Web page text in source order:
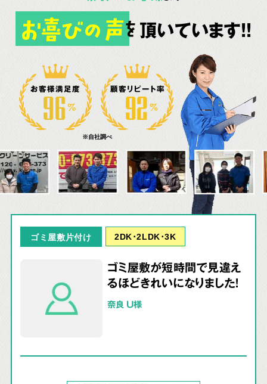
お喜びの声を 頂いています!!
お客様満足度 顧客リピート率
※自社調べ
ゴミ屋敷片付け 2DK･2LDK･3K
ゴミ屋敷が短時間で見違え
るほどきれいになりました！
奈良 U様